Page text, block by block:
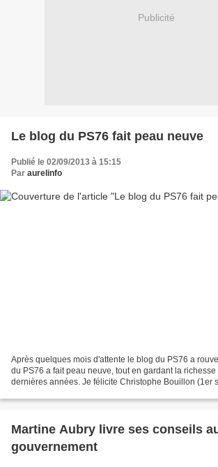
Publicité
Le blog du PS76 fait peau neuve
Publié le 02/09/2013 à 15:15
Par aurelinfo
Après quelques mois d'attente le blog du PS76 a
du PS76 a fait peau neuve, tout en gardant la
dernières années. Je félicite Christophe Bouillon (1er
Martine Aubry livre ses conseils
gouvernement